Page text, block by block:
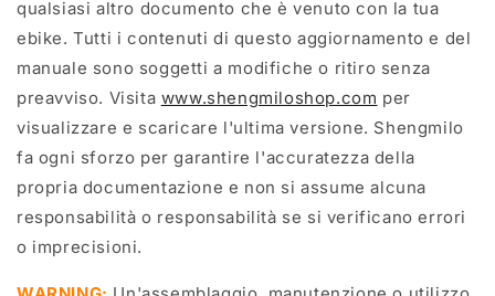
qualsiasi altro documento che è venuto con la tua
ebike. Tutti i contenuti di questo aggiornamento e del
manuale sono soggetti a modifiche o ritiro senza
preavviso. Visita www.shengmiloshop.com per
visualizzare e scaricare l'ultima versione. Shengmilo
fa ogni sforzo per garantire l'accuratezza della
propria documentazione e non si assume alcuna
responsabilità o responsabilità se si verificano errori
o imprecisioni.